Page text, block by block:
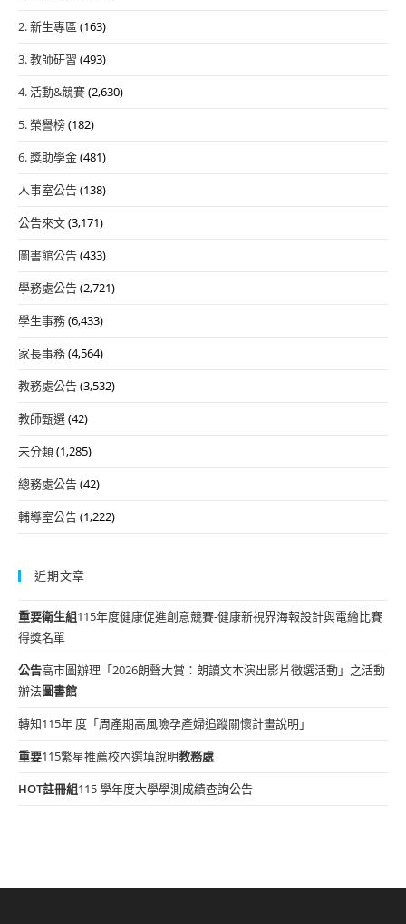
2. 新生專區 (163)
3. 教師研習 (493)
4. 活動&競賽(2,630)
5. 榮譽榜(182)
6. 獎助學金(481)
人事室公告(138)
公告來文(3,171)
圖書館公告(433)
學務處公告(2,721)
學生事務(6,433)
家長事務(4,564)
教務處公告(3,532)
教師甄選(42)
未分類(1,285)
總務處公告(42)
輔導室公告(1,222)
近期文章
重要衛生組115年度健康促進創意競賽-健康新視界海報設計與電繪比賽
得獎名單
公告高市圖辦理「2026朗聲大賞：朗讀文本演出影片徵選活動」之活動
辦法圖書館
轉知115年 度「周產期高風險孕產婦追蹤關懷計畫說明」
重要115繁星推薦校內選填說明教務處
HOT註冊組115 學年度大學學測成績查詢公告